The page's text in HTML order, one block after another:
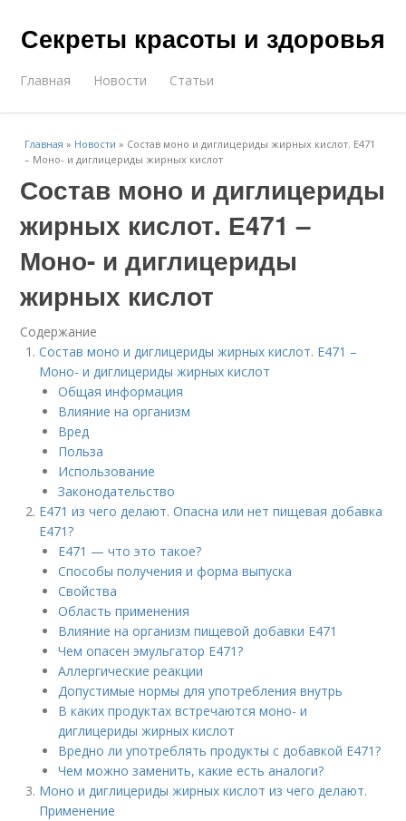
Секреты красоты и здоровья
Главная Новости Статьи
Главная » Новости » Состав моно и диглицериды жирных кислот. Е471
– Моно- и диглицериды жирных кислот
Состав моно и диглицериды
жирных кислот. Е471 –
Моно- и диглицериды
жирных кислот
Содержание
Состав моно и диглицериды жирных кислот. Е471 –
Моно- и диглицериды жирных кислот
Общая информация
Влияние на организм
Вред
Польза
Использование
Законодательство
Е471 из чего делают. Опасна или нет пищевая добавка
Е471?
Е471 — что это такое?
Способы получения и форма выпуска
Свойства
Область применения
Влияние на организм пищевой добавки Е471
Чем опасен эмульгатор Е471?
Аллергические реакции
Допустимые нормы для употребления внутрь
В каких продуктах встречаются моно- и
диглицериды жирных кислот
Вредно ли употреблять продукты с добавкой Е471?
Чем можно заменить, какие есть аналоги?
Моно и диглицериды жирных кислот из чего делают.
Применение